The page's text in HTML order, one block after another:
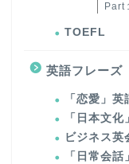
Part
TOEFL
英語フレーズ
「恋愛」
「日本文
ビジネス英
「日常会